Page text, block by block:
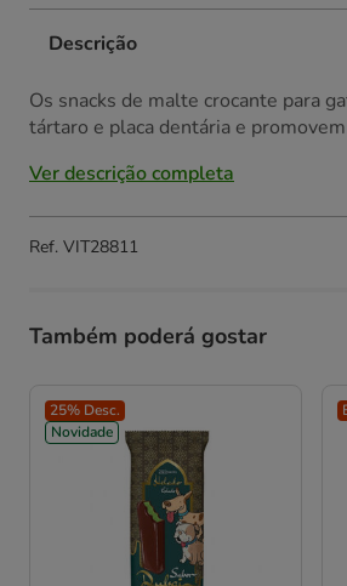
Descrição
Os snacks de malte crocante para
tártaro e placa dentária e
Ver descrição completa
Ref. VIT28811
Também poderá gostar
25% Desc.
Novidade